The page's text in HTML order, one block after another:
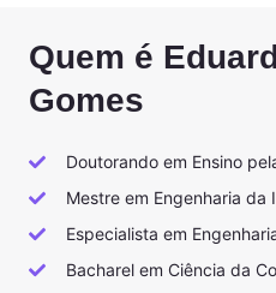
Quem é
Gomes
Doutorando em Ensino
Mestre em Engenharia da
Especialista em
Bacharel em Ciência da